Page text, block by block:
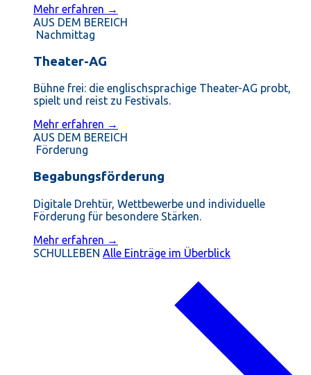
Mehr erfahren →
AUS DEM BEREICH
Nachmittag
Theater-AG
Bühne frei: die englischsprachige Theater-AG probt,
spielt und reist zu Festivals.
Mehr erfahren →
AUS DEM BEREICH
Förderung
Begabungsförderung
Digitale Drehtür, Wettbewerbe und individuelle
Förderung für besondere Stärken.
Mehr erfahren →
SCHULLEBEN Alle Einträge im Überblick